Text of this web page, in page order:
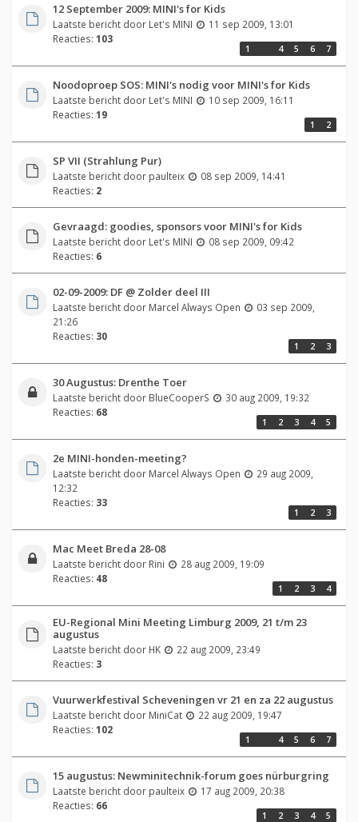
12 September 2009: MINI's for Kids
Laatste bericht door Let's MINI
11 sep 2009, 13:01
Reacties: 103
1 4 5 6 7
Noodoproep SOS: MINI's nodig voor MINI's for Kids
Laatste bericht door Let's MINI
10 sep 2009, 16:11
Reacties: 19
1 2
SP VII (Strahlung Pur)
Laatste bericht door paulteix
08 sep 2009, 14:41
Reacties: 2
Gevraagd: goodies, sponsors voor MINI's for Kids
Laatste bericht door Let's MINI
08 sep 2009, 09:42
Reacties: 6
02-09-2009: DF @ Zolder deel III
Laatste bericht door Marcel Always Open
03 sep 2009,
21:26
Reacties: 30
1 2 3
30 Augustus: Drenthe Toer
Laatste bericht door BlueCooperS
30 aug 2009, 19:32
Reacties: 68
1 2 3 4 5
2e MINI-honden-meeting?
Laatste bericht door Marcel Always Open
29 aug 2009,
12:32
Reacties: 33
1 2 3
Mac Meet Breda 28-08
Laatste bericht door Rini
28 aug 2009, 19:09
Reacties: 48
1 2 3 4
EU-Regional Mini Meeting Limburg 2009, 21 t/m 23
augustus
Laatste bericht door HK
22 aug 2009, 23:49
Reacties: 3
Vuurwerkfestival Scheveningen vr 21 en za 22 augustus
Laatste bericht door MiniCat
22 aug 2009, 19:47
Reacties: 102
1 4 5 6 7
15 augustus: Newminitechnik-forum goes nürburgring
Laatste bericht door paulteix
17 aug 2009, 20:38
Reacties: 66
1 2 3 4 5